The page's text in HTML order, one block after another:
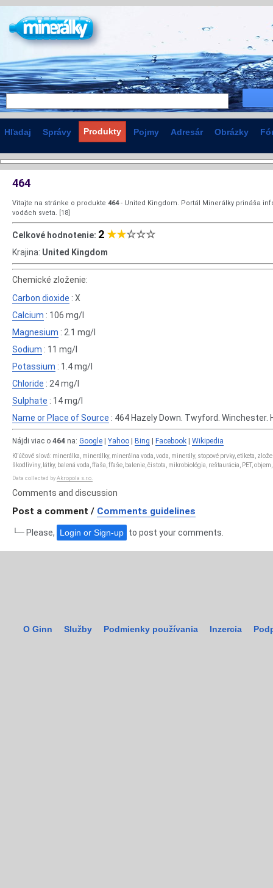
Hľadaj Správy Produkty Pojmy Adresár Obrázky
464
Vitajte na stránke o produkte 464- United Kingdom. Portál Minerálky prináša
vodách sveta. [18]
Celkové hodnotenie: 2★★☆☆☆
Krajina: United Kingdom
Chemické zloženie:
Carbon dioxide : X
Calcium : 106 mg/l
Magnesium : 2.1 mg/l
Sodium : 11 mg/l
Potassium : 1.4 mg/l
Chloride : 24 mg/l
Sulphate : 14 mg/l
Name or Place of Source : 464 Hazely Down. Twyford. Winchester.
Nájdi viac o 464 na: Google Yahoo Bing Facebook Wikipedia
Kľúčové slová: minerálka, minerálky, minerálna voda, voda, minerály, stopové prvky, etiketa,
škodliviny, látky, balená voda, fľaša, fľaše, balenie, čistota, mikrobiológia, reštaurácia, PET,
Data collected by Akropola s.r.o.
Comments and discussion
Post a comment / Comments guidelines
└─ Please, Login or Sign-up to post your comments.
O Ginn Služby Podmienky používania Inzercia